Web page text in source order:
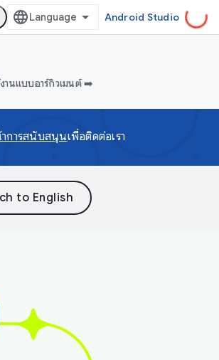
Android Studio
านแบบอาร์กิวเมนต์ ➡️
การสนับสนุนเพื่อติดต่อเรา